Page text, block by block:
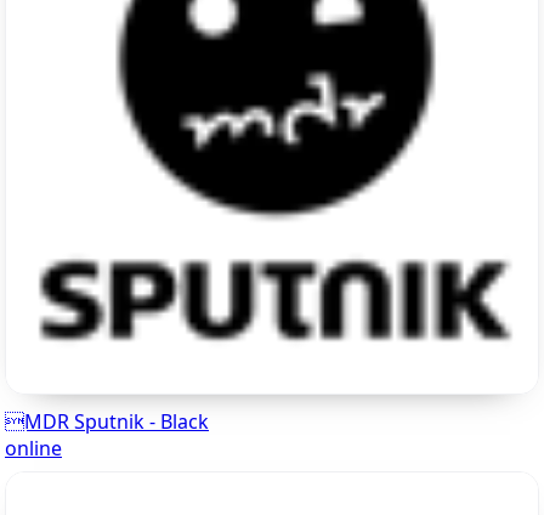
MDR Sputnik - Black
online